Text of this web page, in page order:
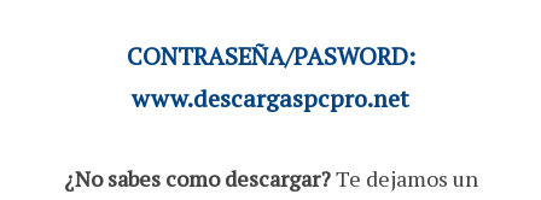
CONTRASEÑA/PASWORD:
www.descargaspcpro.net
¿No sabes como descargar?Te dejamos un